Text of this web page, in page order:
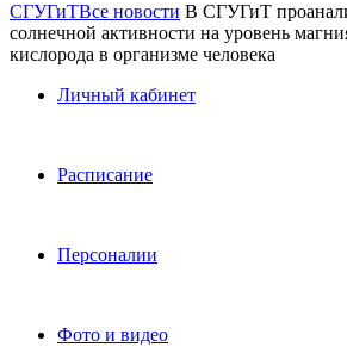
СГУГиТВсе новости В СГУГиТ
солнечной активности на уровень
кислорода в организме человека
Личный кабинет
Расписание
Персоналии
Фото и видео